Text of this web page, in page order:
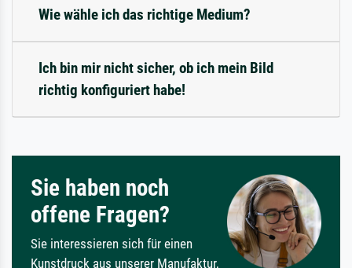
Wie wähle ich das richtige Medium?
Ich bin mir nicht sicher, ob ich mein Bild
richtig konfiguriert habe!
Sie haben noch
offene Fragen?
Sie interessieren sich für einen
Kunstdruck aus unserer Manufaktur,